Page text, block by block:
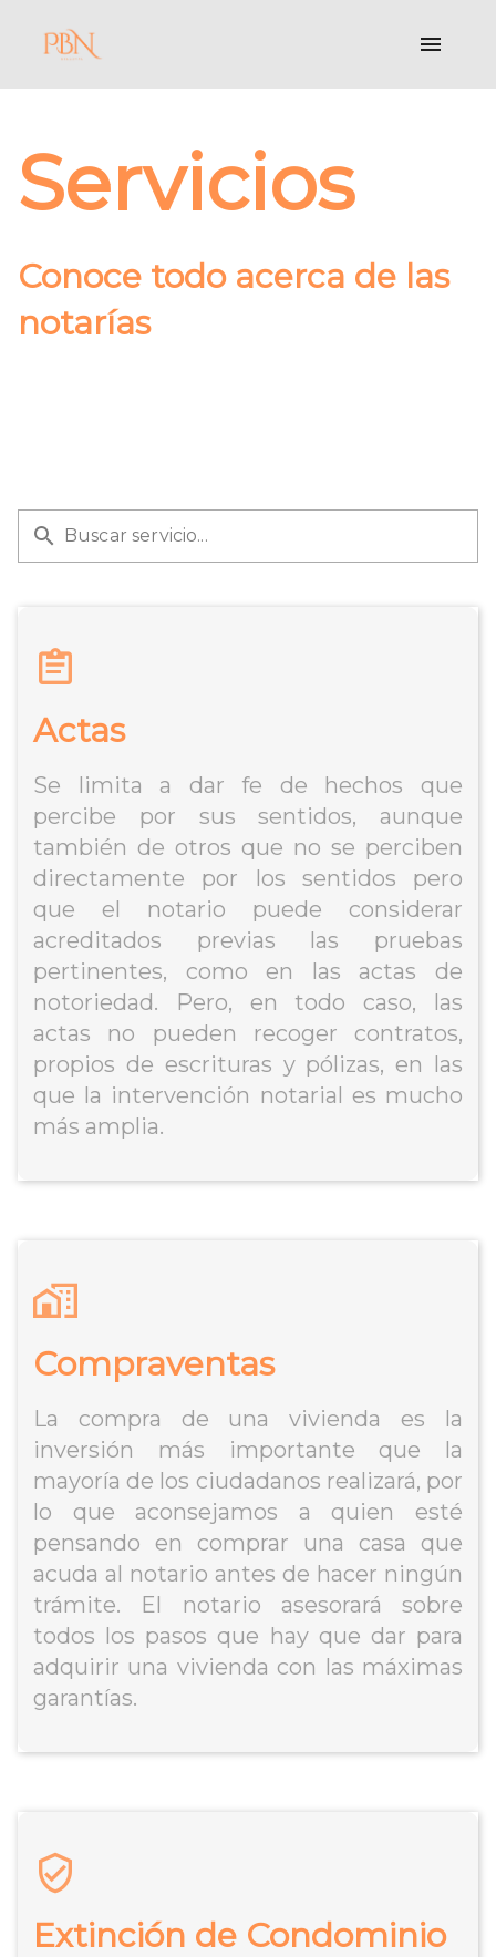
Servicios
Conoce todo acerca de las
notarías
Buscar servicio...
Actas
Se limita a dar fe de hechos que
percibe por sus sentidos, aunque
también de otros que no se perciben
directamente por los sentidos pero
que el notario puede considerar
acreditados previas las pruebas
pertinentes, como en las actas de
notoriedad. Pero, en todo caso, las
actas no pueden recoger contratos,
propios de escrituras y pólizas, en las
que la intervención notarial es mucho
más amplia.
Compraventas
La compra de una vivienda es la
inversión más importante que la
mayoría de los ciudadanos realizará, por
lo que aconsejamos a quien esté
pensando en comprar una casa que
acuda al notario antes de hacer ningún
trámite. El notario asesorará sobre
todos los pasos que hay que dar para
adquirir una vivienda con las máximas
garantías.
Extinción de Condominio